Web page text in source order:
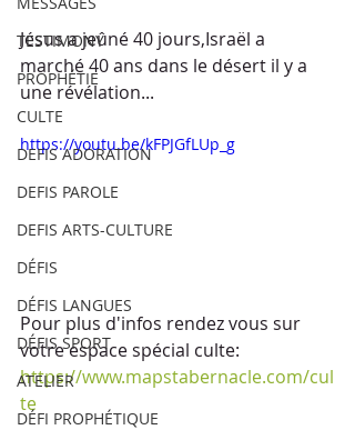
TESTIMONY
PROPHÉTIE
CULTE
DEFIS ADORATION
DEFIS PAROLE
DEFIS ARTS-CULTURE
DÉFIS
DÉFIS LANGUES
DÉFIS SPORT
ATELIER
DÉFI PROPHÉTIQUE
Jésus a jeûné 40 jours,Israël a
marché 40 ans dans le désert il y a
une révélation...
https://youtu.be/kFPJGfLUp_g
Pour plus d'infos rendez vous sur
votre espace spécial culte:
https://www.mapstabernacle.com/cul
te